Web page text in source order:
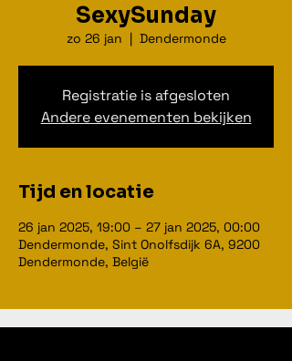
SexySunday
zo 26 jan
  |
Dendermonde
Registratie is afgesloten
Andere evenementen bekijken
Tijd en locatie
26 jan 2025, 19:00 – 27 jan 2025, 00:00
Dendermonde, Sint Onolfsdijk 6A, 9200
Dendermonde, België